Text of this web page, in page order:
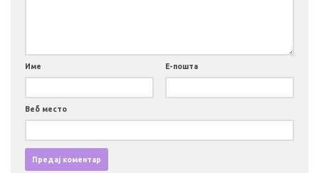
Име Е-пошта
Веб место